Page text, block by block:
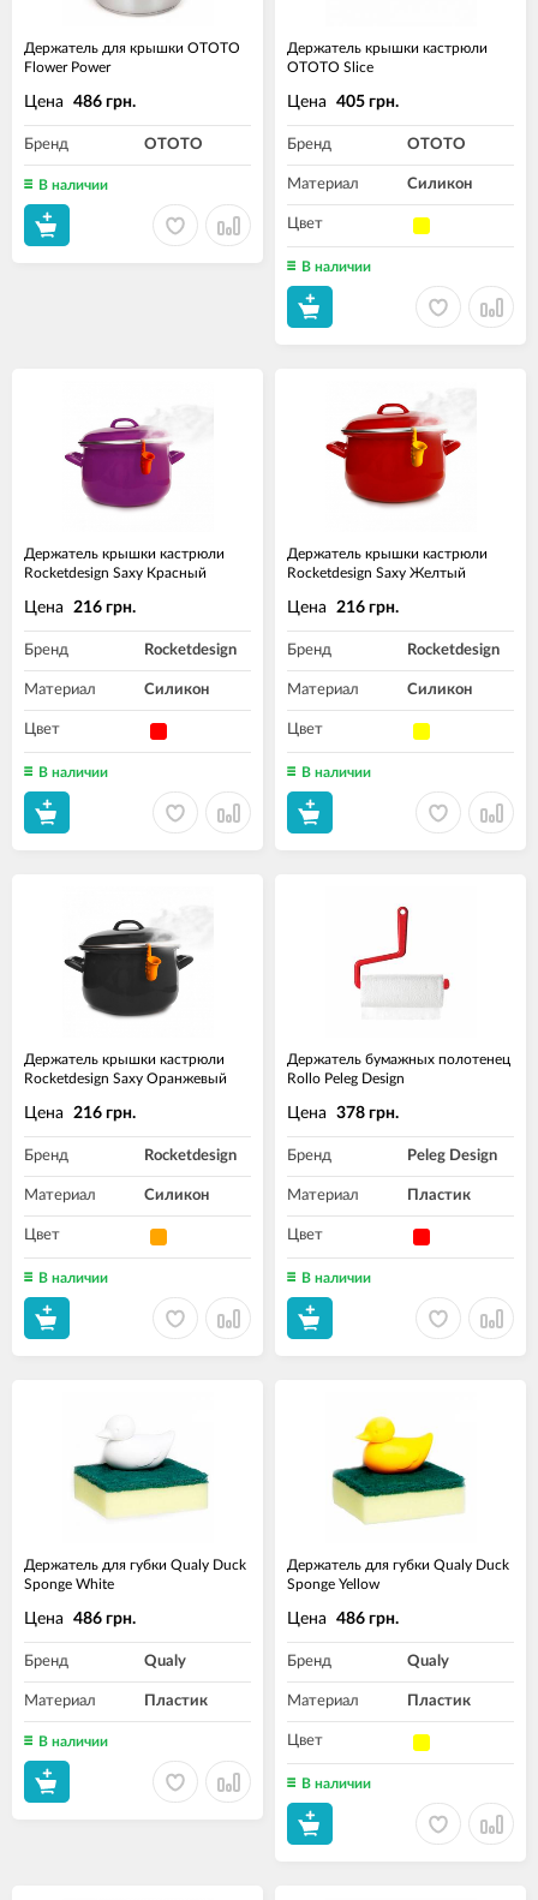
Держатель для крышки OTOTO
Flower Power
Цена 486 грн.
Бренд OTOTO
В наличии
Держатель крышки кастрюли
OTOTO Slice
Цена 405 грн.
Бренд OTOTO
Материал Силикон
Цвет
В наличии
Держатель крышки кастрюли
Rocketdesign Saxy Красный
Цена 216 грн.
Бренд Rocketdesign
Материал Силикон
Цвет
В наличии
Держатель крышки кастрюли
Rocketdesign Saxy Желтый
Цена 216 грн.
Бренд Rocketdesign
Материал Силикон
Цвет
В наличии
Держатель крышки кастрюли
Rocketdesign Saxy Оранжевый
Цена 216 грн.
Бренд Rocketdesign
Материал Силикон
Цвет
В наличии
Держатель бумажных полотенец
Rollo Peleg Design
Цена 378 грн.
Бренд Peleg Design
Материал Пластик
Цвет
В наличии
Держатель для губки Qualy Duck
Sponge White
Цена 486 грн.
Бренд Qualy
Материал Пластик
В наличии
Держатель для губки Qualy Duck
Sponge Yellow
Цена 486 грн.
Бренд Qualy
Материал Пластик
Цвет
В наличии